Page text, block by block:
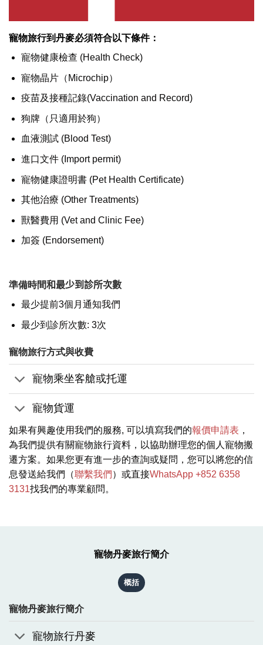
寵物旅行到丹麥必須符合以下條件：
寵物健康檢查 (Health Check)
寵物晶片（Microchip）
疫苗及接種記錄(Vaccination and Record)
狗牌（只適用於狗）
血液測試 (Blood Test)
進口文件 (Import permit)
寵物健康證明書 (Pet Health Certificate)
其他治療 (Other Treatments)
獸醫費用 (Vet and Clinic Fee)
加簽 (Endorsement)
準備時間和最少到診所次數
最少提前3個月通知我們
最少到診所次數: 3次
寵物旅行方式與收費
寵物乘坐客艙或托運
寵物貨運
如果有興趣使用我們的服務, 可以填寫我們的報價申請表 ，
為我們提供有關寵物旅行資料，以協助辦理您的個人寵物搬
遷方案。如果您更有進一步的查詢或疑問，您可以將您的信
息發送給我們（聯繫我們 ）或直接WhatsApp +852 6358
3131找我們的專業顧問。
寵物丹麥旅行簡介
概括
寵物丹麥旅行簡介
寵物旅行丹麥